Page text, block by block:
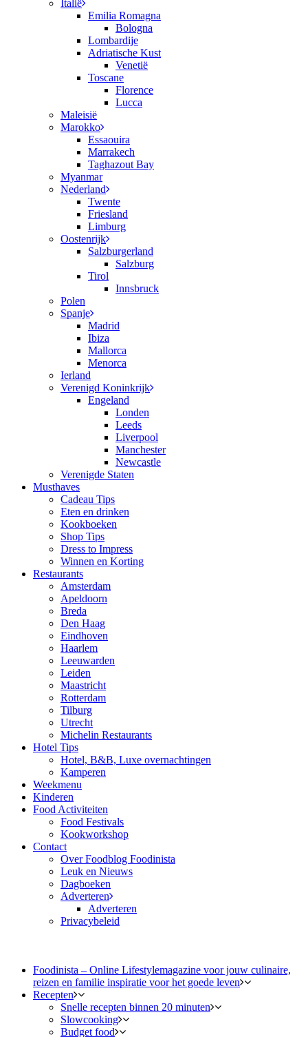
Italië
Emilia Romagna
Bologna
Lombardije
Adriatische Kust
Venetië
Toscane
Florence
Lucca
Maleisië
Marokko
Essaouira
Marrakech
Taghazout Bay
Myanmar
Nederland
Twente
Friesland
Limburg
Oostenrijk
Salzburgerland
Salzburg
Tirol
Innsbruck
Polen
Spanje
Madrid
Ibiza
Mallorca
Menorca
Ierland
Verenigd Koninkrijk
Engeland
Londen
Leeds
Liverpool
Manchester
Newcastle
Verenigde Staten
Musthaves
Cadeau Tips
Eten en drinken
Kookboeken
Shop Tips
Dress to Impress
Winnen en Korting
Restaurants
Amsterdam
Apeldoorn
Breda
Den Haag
Eindhoven
Haarlem
Leeuwarden
Leiden
Maastricht
Rotterdam
Tilburg
Utrecht
Michelin Restaurants
Hotel Tips
Hotel, B&B, Luxe overnachtingen
Kamperen
Weekmenu
Kinderen
Food Activiteiten
Food Festivals
Kookworkshop
Contact
Over Foodblog Foodinista
Leuk en Nieuws
Dagboeken
Adverteren
Adverteren
Privacybeleid
Foodinista – Online Lifestylemagazine voor jouw culinaire,
reizen en familie inspiratie voor het goede leven
Recepten
Snelle recepten binnen 20 minuten
Slowcooking
Budget food